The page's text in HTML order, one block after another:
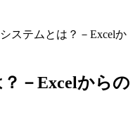
ステムとは？－Excelか
－Excelからの